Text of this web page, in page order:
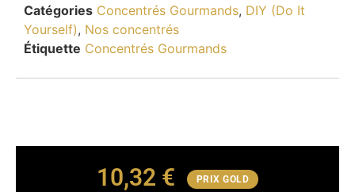
Catégories Concentrés Gourmands, DIY (Do It
Yourself), Nos concentrés
Étiquette Concentrés Gourmands
10,32 € PRIX GOLD